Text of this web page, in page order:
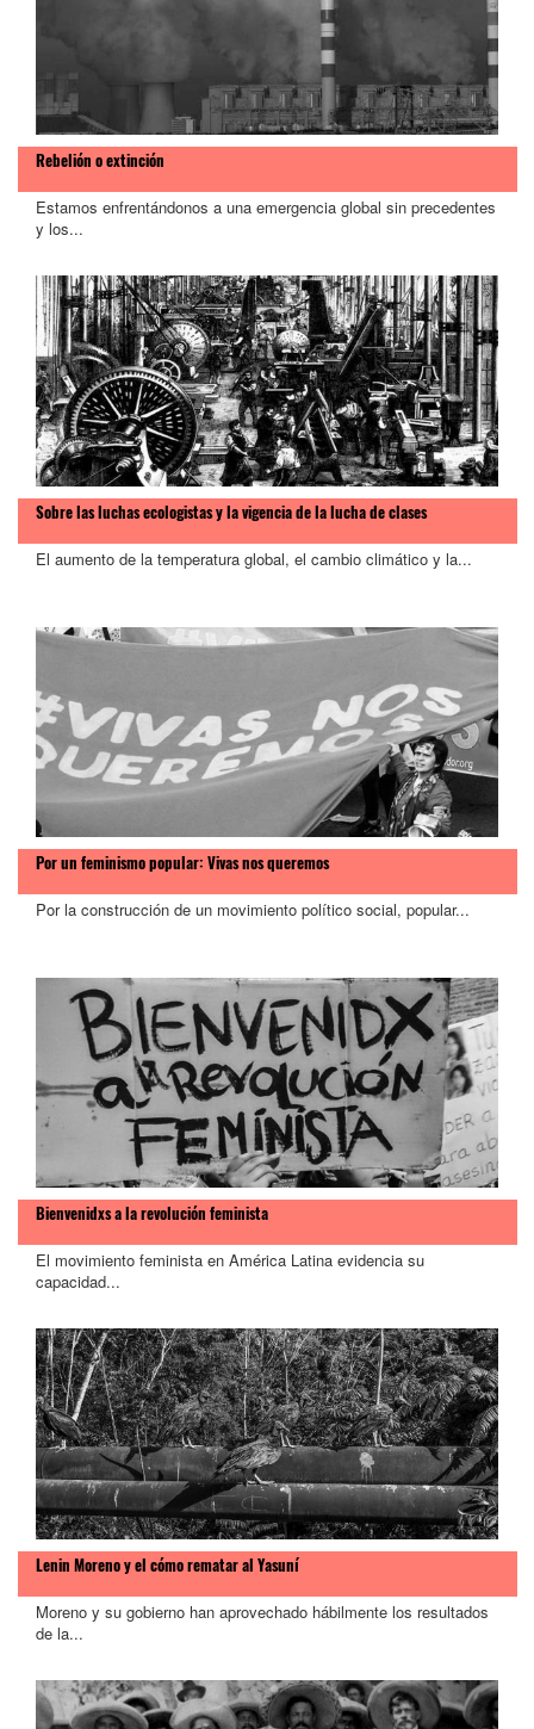
Rebelión o extinción
Estamos enfrentándonos a una emergencia global sin precedentes
y los...
Sobre las luchas ecologistas y la vigencia de la lucha de clases
El aumento de la temperatura global, el cambio climático y la...
Por un feminismo popular: Vivas nos queremos
Por la construcción de un movimiento político social, popular...
Bienvenidxs a la revolución feminista
El movimiento feminista en América Latina evidencia su
capacidad...
Lenin Moreno y el cómo rematar al Yasuní
Moreno y su gobierno han aprovechado hábilmente los resultados
de la...